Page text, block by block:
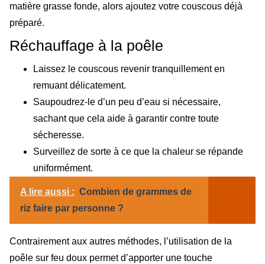
matière grasse fonde, alors ajoutez votre couscous déjà
préparé.
Réchauffage à la poêle
Laissez le couscous revenir tranquillement en
remuant délicatement.
Saupoudrez-le d’un peu d’eau si nécessaire,
sachant que cela aide à garantir contre toute
sécheresse.
Surveillez de sorte à ce que la chaleur se répande
uniformément.
A lire aussi : Combien de grammes de
riz faire par personne ?
Contrairement aux autres méthodes, l’utilisation de la
poêle sur feu doux permet d’apporter une touche